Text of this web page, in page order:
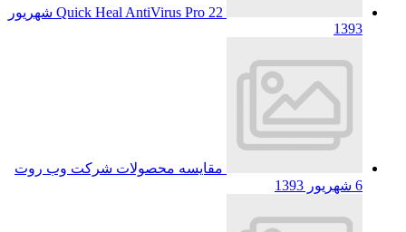
Quick Heal AntiVirus Pro 22 شهریور
1393
مقایسه محصولات شرکت وب روت
6 شهریور 1393